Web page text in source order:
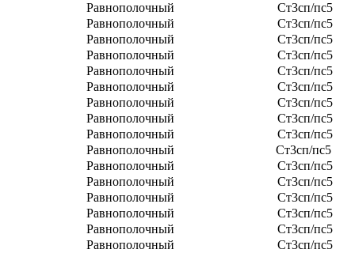
Равнополочный
Ст3сп/пс5
Равнополочный
Ст3сп/пс5
Равнополочный
Ст3сп/пс5
Равнополочный
Ст3сп/пс5
Равнополочный
Ст3сп/пс5
Равнополочный
Ст3сп/пс5
Равнополочный
Ст3сп/пс5
Равнополочный
Ст3сп/пс5
Равнополочный
Ст3сп/пс5
Равнополочный
Ст3сп/пс5
Равнополочный
Ст3сп/пс5
Равнополочный
Ст3сп/пс5
Равнополочный
Ст3сп/пс5
Равнополочный
Ст3сп/пс5
Равнополочный
Ст3сп/пс5
Равнополочный
Ст3сп/пс5